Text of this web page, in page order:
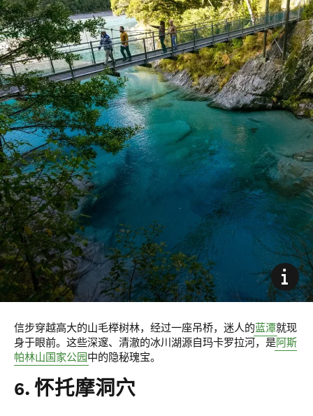
信步穿越高大的山毛榉树林，经过一座吊桥，迷人的蓝潭就现
身于眼前。这些深邃、清澈的冰川湖源自玛卡罗拉河，是阿斯
帕林山国家公园中的隐秘瑰宝。
6. 怀托摩洞穴